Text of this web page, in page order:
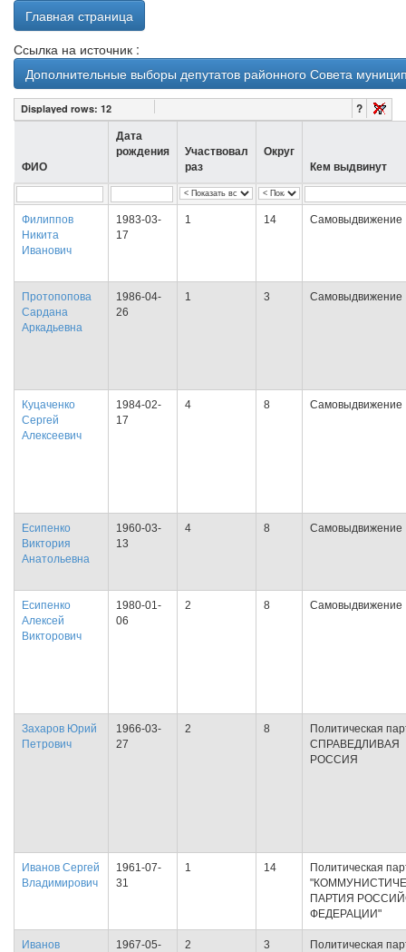
Главная страница
Ссылка на источник :
Дополнительные выборы депутатов районного Совета
Displayed rows: 12 ?
ФИО
Дата
рождения
Участвовал
раз
Округ
Кем выдвинут
Филиппов
Никита
Иванович
1983-03-
17
1 14 Самовыдвижение
Протопопова
Сардана
Аркадьевна
1986-04-
26
1 3 Самовыдвижение
Куцаченко
Сергей
Алексеевич
1984-02-
17
4 8 Самовыдвижение
Есипенко
Виктория
Анатольевна
1960-03-
13
4 8 Самовыдвижение
Есипенко
Алексей
Викторович
1980-01-
06
2 8 Самовыдвижение
Захаров Юрий
Петрович
1966-03-
27
2 8
Политическая
СПРАВЕДЛИВАЯ
РОССИЯ
Иванов Сергей
Владимирович
1961-07-
31
1 14
Политическая
ПАРТИЯ
ФЕДЕРАЦИИ"
Иванов
1967-05-
2 3
Политическая